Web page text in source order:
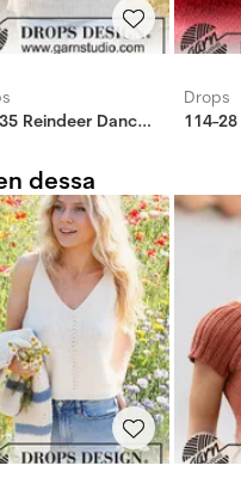
243-35 Reindeer Dance Sweater
Drops
114-
dessa